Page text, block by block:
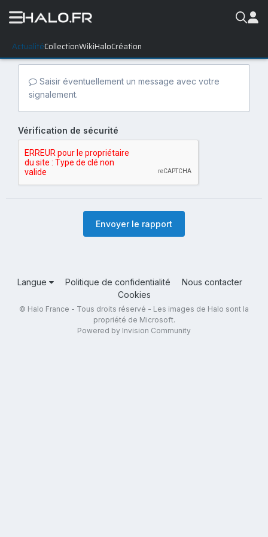
ActualitéCollectionWikiHaloCréation
Saisir éventuellement un message avec votre
signalement.
Vérification de sécurité
Envoyer le rapport
Langue Politique de confidentialité
Nous contacter
Cookies
© Halo France - Tous droits réservé - Les images de Halo sont la
propriété de Microsoft.
Powered by Invision Community